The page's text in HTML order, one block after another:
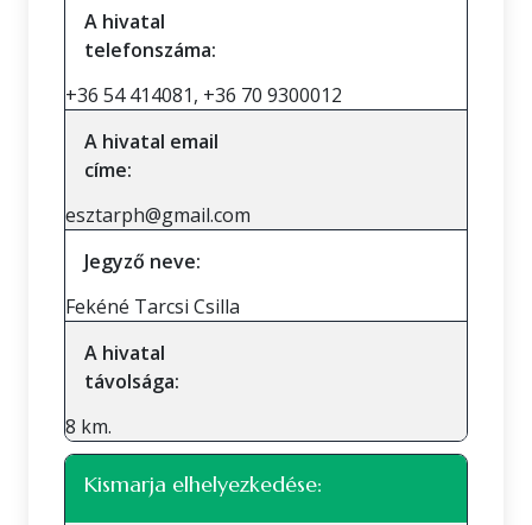
A hivatal
telefonszáma:
+36 54 414081, +36 70 9300012
A hivatal email
címe:
esztarph@gmail.com
Jegyző neve:
Fekéné Tarcsi Csilla
A hivatal
távolsága:
8 km.
Kismarja elhelyezkedése: